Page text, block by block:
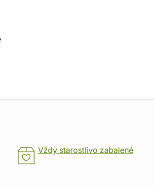
Vždy starostlivo zabalené